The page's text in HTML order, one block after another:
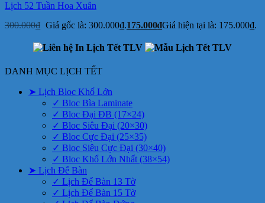
Lịch 52 Tuần Hoa Xuân
300.000₫ Giá gốc là: 300.000₫.175.000₫Giá hiện tại là: 175.000₫.
DANH MỤC LỊCH TẾT
➤ Lịch Bloc Khổ Lớn
✓ Bloc Bìa Laminate
✓ Bloc Đại ĐB (17×24)
✓ Bloc Siêu Đại (20×30)
✓ Bloc Cực Đại (25×35)
✓ Bloc Siêu Cực Đại (30×40)
✓ Bloc Khổ Lớn Nhất (38×54)
➤ Lịch Để Bàn
✓ Lịch Để Bàn 13 Tờ
✓ Lịch Để Bàn 15 Tờ